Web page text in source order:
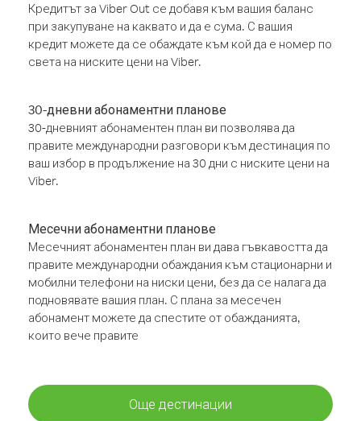
Кредитът за Viber Out се добавя към вашия баланс
при закупуване на каквато и да е сума. С вашия
кредит можете да се обаждате към кой да е номер по
света на ниските цени на Viber.
30-дневни абонаментни планове
30-дневният абонаментен план ви позволява да
правите международни разговори към дестинация по
ваш избор в продължение на 30 дни с ниските цени на
Viber.
Месечни абонаментни планове
Месечният абонаментен план ви дава гъвкавостта да
правите международни обаждания към стационарни и
мобилни телефони на ниски цени, без да се налага да
подновявате вашия план. С плана за месечен
абонамент можете да спестите от обажданията,
които вече правите
Още дестинации